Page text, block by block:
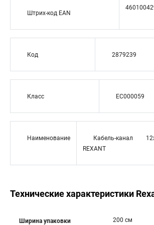
Штрих-код EAN
Код 2879239
Класс EC000059
Наименование
Кабель-канал
REXANT
Технические характеристики
Ширина упаковки 200 см